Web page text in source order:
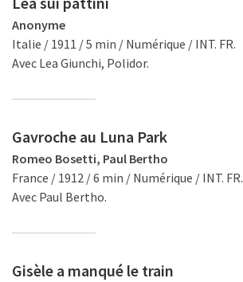
Anonyme
Italie / 1911 / 5 min / Numérique / INT. FR.
Avec Lea Giunchi, Polidor.
Gavroche au Luna Park
Romeo Bosetti, Paul Bertho
France / 1912 / 6 min / Numérique / INT. FR.
Avec Paul Bertho.
Gisèle a manqué le train